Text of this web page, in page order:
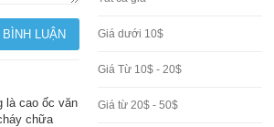
là cao ốc văn
chữa
Giá dưới 10$
Giá Từ 10$ - 20$
Giá từ 20$ - 50$